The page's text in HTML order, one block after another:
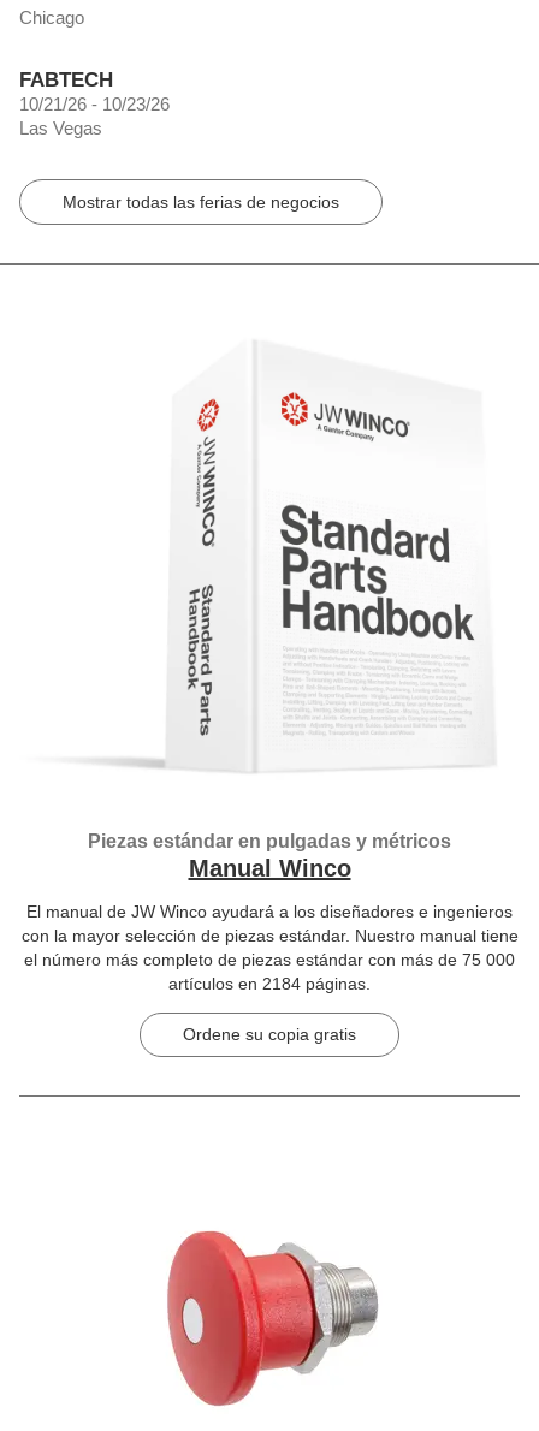
Chicago
FABTECH
10/21/26 - 10/23/26
Las Vegas
Mostrar todas las ferias de negocios
Piezas estándar en pulgadas y métricos
Manual Winco
El manual de JW Winco ayudará a los diseñadores e ingenieros
con la mayor selección de piezas estándar. Nuestro manual tiene
el número más completo de piezas estándar con más de 75 000
artículos en 2184 páginas.
Ordene su copia gratis